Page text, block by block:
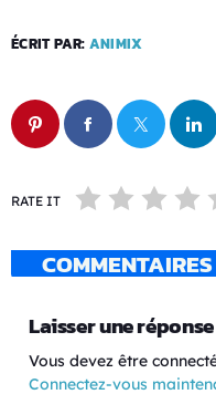
ÉCRIT PAR: ANIMIX
RATE IT
Laisser une réponse
Vous devez être
Connectez-vous